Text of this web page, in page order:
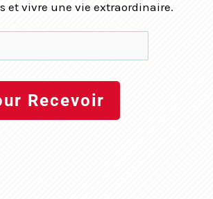
et vivre une vie extraordinaire.
Recevoir